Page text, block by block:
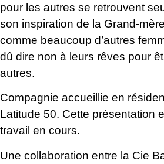
pour les autres se retrouvent
son inspiration de la Grand-
comme beaucoup d’autres
dû dire non à leurs rêves pour
autres.
Compagnie accueillie en
Latitude 50. Cette présentation
travail en cours.
Une collaboration entre la Cie